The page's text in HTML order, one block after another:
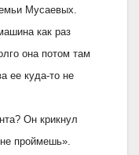
Мусаевых.
как раз
она потом там
ее куда-то не
Он крикнул
проймешь».